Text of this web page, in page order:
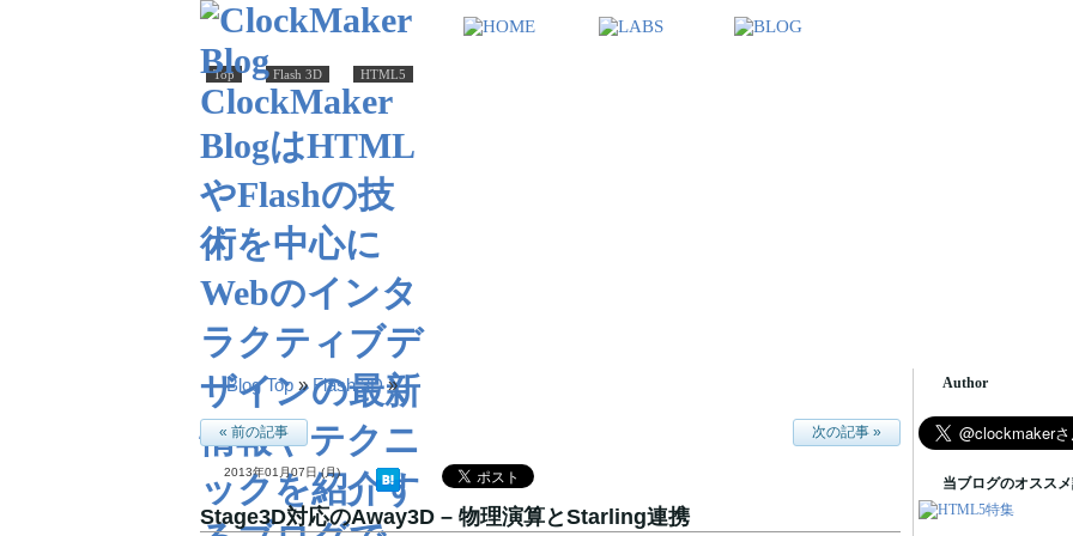
Top Flash 3D HTML5
Blog Top » Flash 3D»
« 前の記事 次の記事 »
2013年01月07日 (月)
Stage3D対応のAway3D – 物理演算とStarling連携
Author
当ブログのオスス